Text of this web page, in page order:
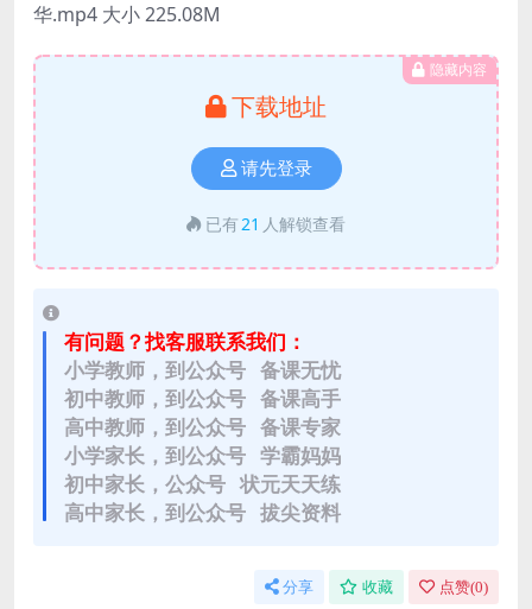
华.mp4 大小 225.08M
隐藏内容
下载地址
请先登录
已有 21 人解锁查看
有问题？找客服联系我们：
小学教师，到公众号 备课无忧
初中教师，到公众号 备课高手
高中教师，到公众号 备课专家
小学家长，到公众号 学霸妈妈
初中家长，公众号 状元天天练
高中家长，到公众号 拔尖资料
分享 收藏 点赞(0)